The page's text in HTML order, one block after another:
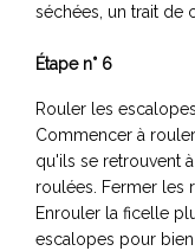
séchées, un trait de
Étape n° 6
Rouler les
Commencer à
qu'ils se retrouvent
roulées. Fermer les
Enrouler la ficelle
escalopes pour bien